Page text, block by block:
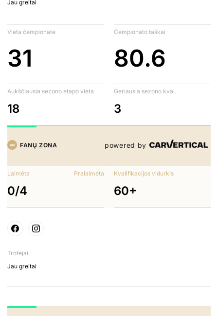
Trofėjai
Jau greitai
Jau greitai
Vieta čempionate
31
Čempionato taškai
80.6
Aukščiausia sezono etapo vieta
18
Geriausia sezono kval.
3
FANŲ ZONA powered by
Laimėta Pralaimėta
0/4
Kvalifikacijos vidurkis
60+